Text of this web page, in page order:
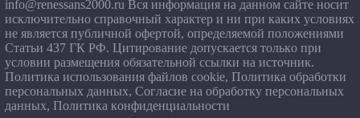
info@renessans2000.ru Вся информация на данном сайте носит
исключительно справочный характер и ни при каких условиях
не является публичной офертой, определяемой положениями
Статьи 437 ГК РФ. Цитирование допускается только при
условии размещения обязательной ссылки на источник.
Политика использования файлов cookie, Политика обработки
персональных данных, Согласие на обработку персональных
данных, Политика конфиденциальности